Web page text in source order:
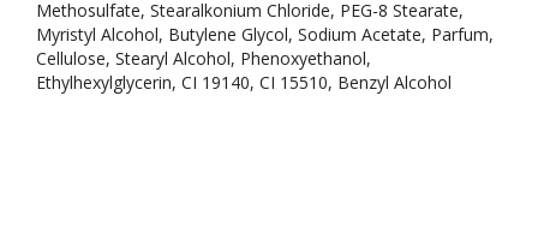
Methosulfate, Stearalkonium Chloride, PEG-8 Stearate,
Myristyl Alcohol, Butylene Glycol, Sodium Acetate, Parfum,
Cellulose, Stearyl Alcohol, Phenoxyethanol,
Ethylhexylglycerin, CI 19140, CI 15510, Benzyl Alcohol